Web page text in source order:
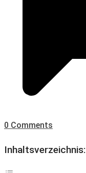
0 Comments
Inhaltsverzeichnis: